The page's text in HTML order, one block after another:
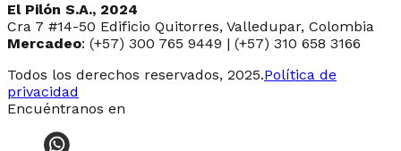
El Pilón S.A., 2024
Cra 7 #14-50 Edificio Quitorres, Valledupar, Colombia
Mercadeo: (+57) 300 765 9449 | (+57) 310 658 3166
Todos los derechos reservados, 2025.Política de
privacidad
Encuéntranos en